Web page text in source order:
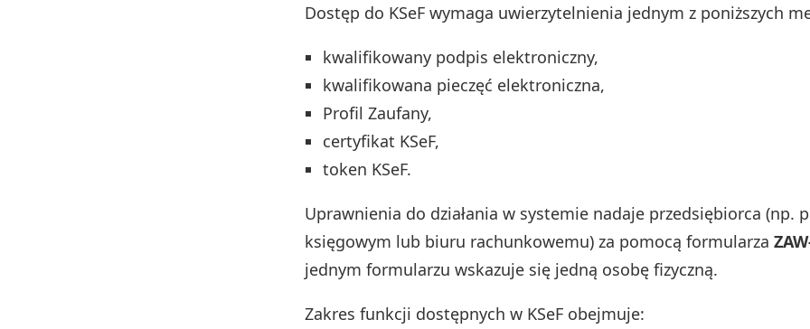
Dostęp do KSeF wymaga uwierzytelnienia jednym z poniższych
kwalifikowany podpis elektroniczny,
kwalifikowana pieczęć elektroniczna,
Profil Zaufany,
certyfikat KSeF,
token KSeF.
Uprawnienia do działania w systemie nadaje przedsiębiorca (np.
księgowym lub biuru rachunkowemu) za pomocą formularza
jednym formularzu wskazuje się jedną osobę fizyczną.
Zakres funkcji dostępnych w KSeF obejmuje: